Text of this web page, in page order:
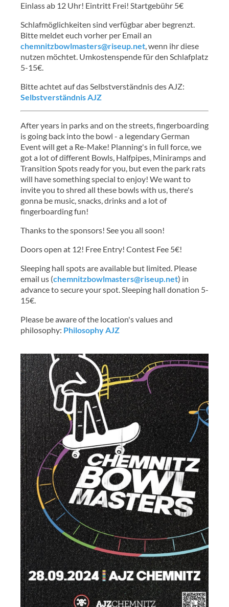
Einlass ab 12 Uhr! Eintritt Frei! Startgebühr 5€
Schlafmöglichkeiten sind verfügbar aber begrenzt.
Bitte meldet euch vorher per Email an
chemnitzbowlmasters@riseup.net, wenn ihr diese
nutzen möchtet. Umkostenspende für den Schlafplatz
5-15€.
Bitte achtet auf das Selbstverständnis des AJZ:
Selbstverständnis AJZ
After years in parks and on the streets, fingerboarding
is going back into the bowl - a legendary German
Event will get a Re-Make! Planning's in full force, we
got a lot of different Bowls, Halfpipes, Miniramps and
Transition Spots ready for you, but even the park rats
will have something special to enjoy! We want to
invite you to shred all these bowls with us, there's
gonna be music, snacks, drinks and a lot of
fingerboarding fun!
Thanks to the sponsors! See you all soon!
Doors open at 12! Free Entry! Contest Fee 5€!
Sleeping hall spots are available but limited. Please
email us (chemnitzbowlmasters@riseup.net) in
advance to secure your spot. Sleeping hall donation 5-
15€.
Please be aware of the location's values and
philosophy: Philosophy AJZ